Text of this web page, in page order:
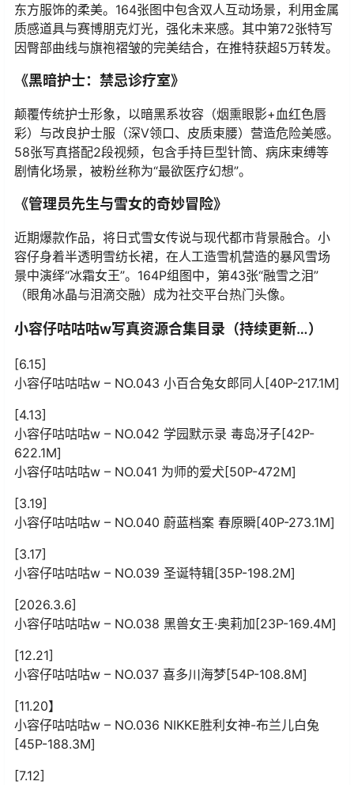
东方服饰的柔美。164张图中包含双人互动场景，利用金属
质感道具与赛博朋克灯光，强化未来感。其中第72张特写
因臀部曲线与旗袍褶皱的完美结合，在推特获超5万转发。
《黑暗护士：禁忌诊疗室》
颠覆传统护士形象，以暗黑系妆容（烟熏眼影+血红色唇
彩）与改良护士服（深V领口、皮质束腰）营造危险美感。
58张写真搭配2段视频，包含手持巨型针筒、病床束缚等
剧情化场景，被粉丝称为“最欲医疗幻想”。
《管理员先生与雪女的奇妙冒险》
近期爆款作品，将日式雪女传说与现代都市背景融合。小
容仔身着半透明雪纺长裙，在人工造雪机营造的暴风雪场
景中演绎“冰霜女王”。164P组图中，第43张“融雪之泪”
（眼角冰晶与泪滴交融）成为社交平台热门头像。
小容仔咕咕咕w写真资源合集目录（持续更新…）
[6.15]
小容仔咕咕咕w – NO.043 小百合兔女郎同人[40P-217.1M]
[4.13]
小容仔咕咕咕w – NO.042 学园默示录 毒岛冴子[42P-
622.1M]
小容仔咕咕咕w – NO.041 为师的爱犬[50P-472M]
[3.19]
小容仔咕咕咕w – NO.040 蔚蓝档案 春原瞬[40P-273.1M]
[3.17]
小容仔咕咕咕w – NO.039 圣诞特辑[35P-198.2M]
[2026.3.6]
小容仔咕咕咕w – NO.038 黑兽女王·奥莉加[23P-169.4M]
[12.21]
小容仔咕咕咕w – NO.037 喜多川海梦[54P-108.8M]
[11.20】
小容仔咕咕咕w – NO.036 NIKKE胜利女神-布兰儿白兔
[45P-188.3M]
[7.12]